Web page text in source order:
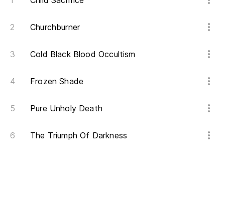
Churchburner
Cold Black Blood Occultism
Frozen Shade
Pure Unholy Death
The Triumph Of Darkness